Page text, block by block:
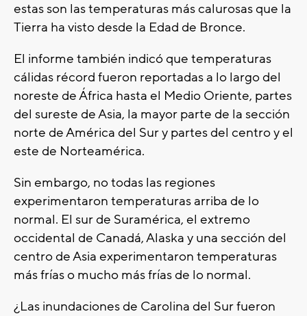
estas son las temperaturas más calurosas que la
Tierra ha visto desde la Edad de Bronce.
El informe también indicó que temperaturas
cálidas récord fueron reportadas a lo largo del
noreste de África hasta el Medio Oriente, partes
del sureste de Asia, la mayor parte de la sección
norte de América del Sur y partes del centro y el
este de Norteamérica.
Sin embargo, no todas las regiones
experimentaron temperaturas arriba de lo
normal. El sur de Suramérica, el extremo
occidental de Canadá, Alaska y una sección del
centro de Asia experimentaron temperaturas
más frías o mucho más frías de lo normal.
¿Las inundaciones de Carolina del Sur fueron